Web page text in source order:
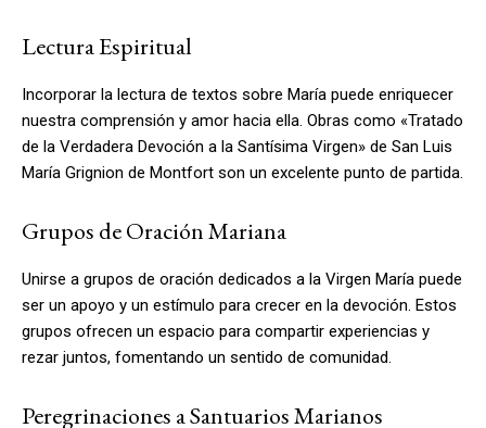
Lectura Espiritual
Incorporar la lectura de textos sobre María puede enriquecer
nuestra comprensión y amor hacia ella. Obras como «Tratado
de la Verdadera Devoción a la Santísima Virgen» de San Luis
María Grignion de Montfort son un excelente punto de partida.
Grupos de Oración Mariana
Unirse a grupos de oración dedicados a la Virgen María puede
ser un apoyo y un estímulo para crecer en la devoción. Estos
grupos ofrecen un espacio para compartir experiencias y
rezar juntos, fomentando un sentido de comunidad.
Peregrinaciones a Santuarios Marianos